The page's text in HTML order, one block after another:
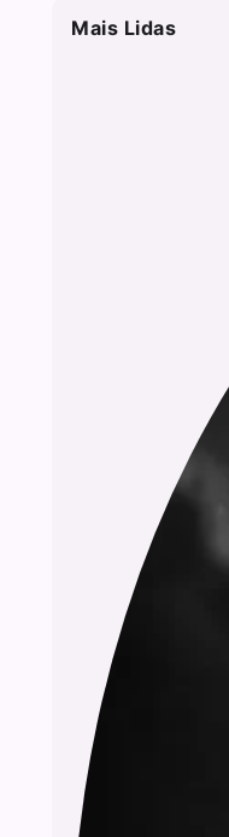
Mais Lidas